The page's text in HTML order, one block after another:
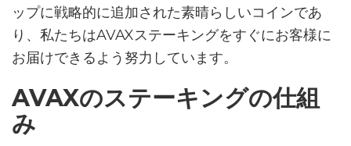
ップに戦略的に追加された素晴らしいコインであ
り、私たちはAVAXステーキングをすぐにお客様に
お届けできるよう努力しています。
AVAXのステーキングの仕組
み